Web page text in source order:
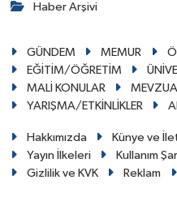
Haber Arşivi
GÜNDEM MEMUR
EĞİTİM/ÖĞRETİM
MALİ KONULAR
YARIŞMA/ETKİNLİKLER
Hakkımızda Künye ve
Yayın İlkeleri
Kullanım
Gizlilik ve KVK
Reklam